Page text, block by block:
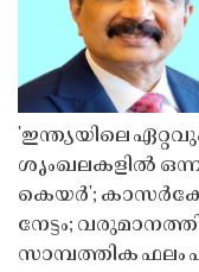
'ഇന്ത്യയിലെ
ശൃംഖലകളിൽ
കെയർ';
നേട്ടം;
സാമ്പത്തിക ഫലം